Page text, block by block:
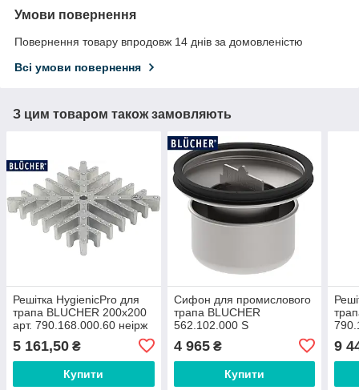
Умови повернення
Повернення товару впродовж 14 днів за домовленістю
Всі умови повернення
З цим товаром також замовляють
Решітка HygienicPro для
трапа BLUCHER 200х200
арт. 790.168.000.60 неірж
сталь AISI 304,316/решітка
для трапа
5 161,50 ₴
Купити
Сифон для промислового
трапа BLUCHER
562.102.000 S
4 965₴
Купити
9